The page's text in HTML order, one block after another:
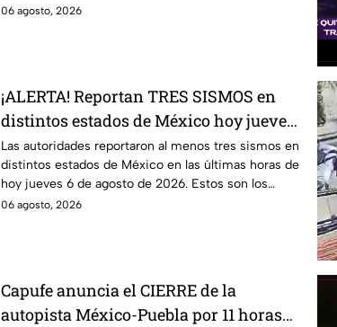
06 agosto, 2026
¡ALERTA! Reportan TRES SISMOS en
distintos estados de México hoy jueves;
¿Cuáles son los daños?
Las autoridades reportaron al menos tres sismos en
distintos estados de México en las últimas horas de
hoy jueves 6 de agosto de 2026. Estos son los
daños.
06 agosto, 2026
Capufe anuncia el CIERRE de la
autopista México-Puebla por 11 horas